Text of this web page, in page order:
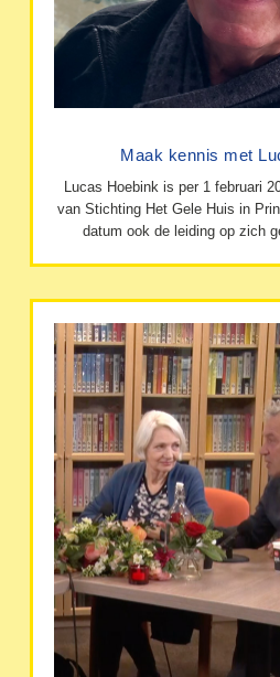
Maak kennis met
Lucas Hoebink is per 1 februari
van Stichting Het Gele Huis in
datum ook de leiding op zich